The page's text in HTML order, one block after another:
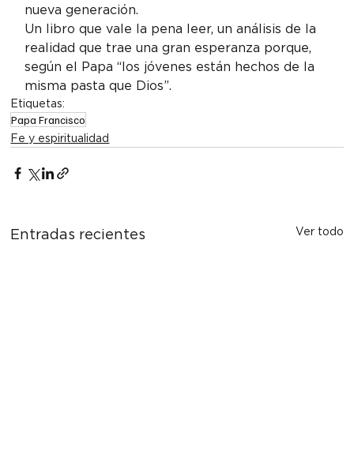
nueva generación.
Un libro que vale la pena leer, un análisis de la
realidad que trae una gran esperanza porque,
según el Papa “los jóvenes están hechos de la
misma pasta que Dios”.
Etiquetas:
Papa Francisco
Fe y espiritualidad
Entradas recientes Ver todo